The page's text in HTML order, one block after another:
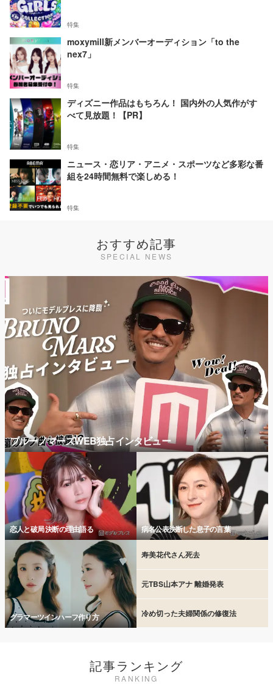
特集
moxymill新メンバーオーディション「to the
nex7」
特集
ディズニー作品はもちろん！ 国内外の人気作がす
べて見放題！【PR】
特集
ニュース・恋リア・アニメ・スポーツなど多彩な番
組を24時間無料で楽しめる！
特集
おすすめ記事
SPECIAL NEWS
ブルーノマーズWEB独占インタビュー
恋人と破局 決断の理由語る 病名公表決断した息子の言葉
グラマーツインハーフ作り方
寿美花代さん死去
元TBS山本アナ 離婚発表
冷め切った夫婦関係の修復法
記事ランキング
RANKING